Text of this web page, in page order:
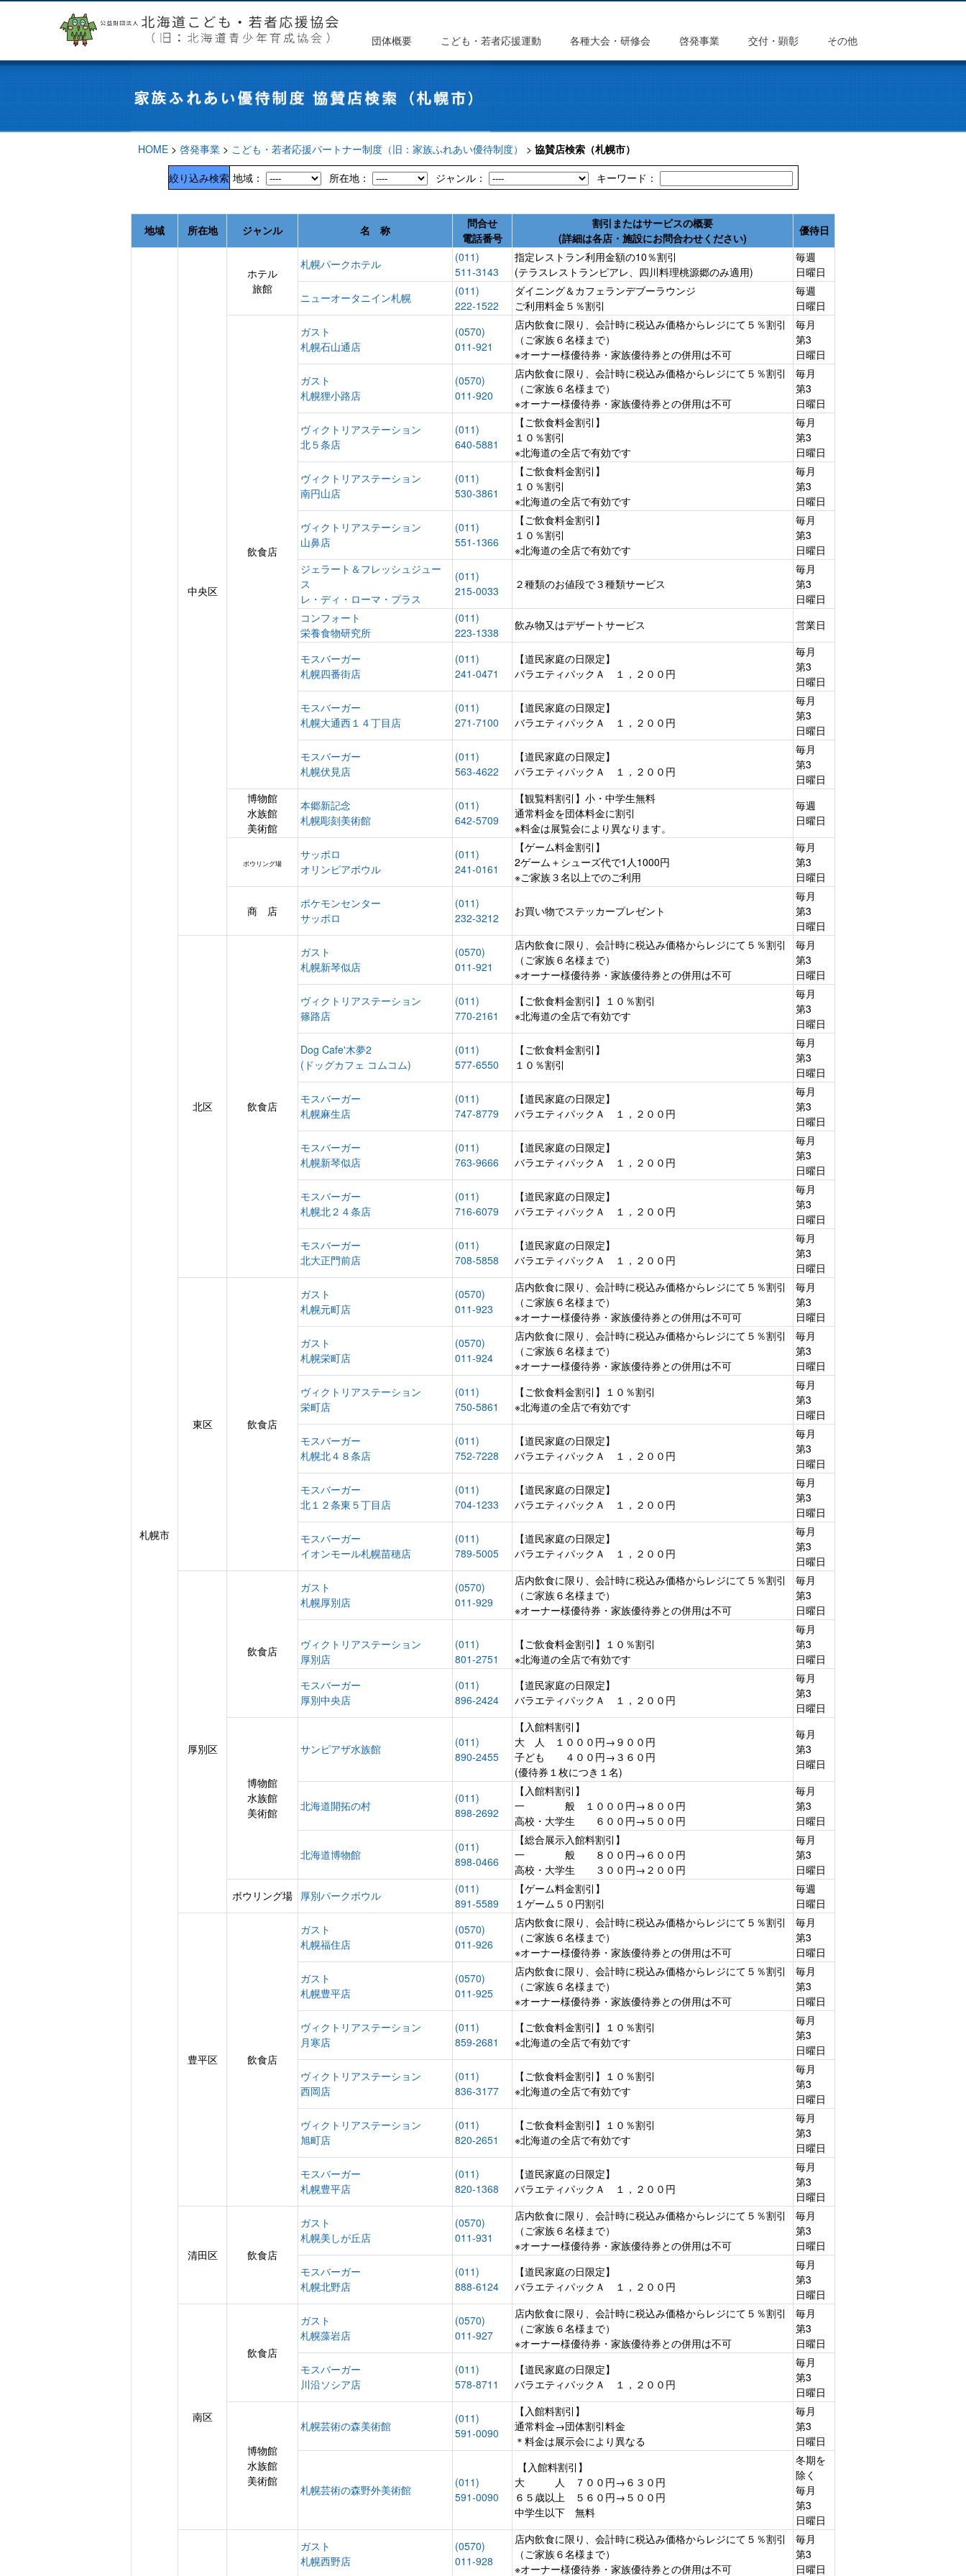
団体概要 こども・若者応援運動 各種大会・研修会 啓発事業 交付・顕彰 その他
HOME > 啓発事業 > こども・若者応援パートナー制度（旧：家族ふれあい優待制度） > 協賛店検索（札幌市）
絞り込み検索 地域： 所在地： ジャンル： キーワード：
地域 所在地 ジャンル 名 称
問合せ
電話番号
割引またはサービスの概要
(詳細は各店・施設にお問合わせください)
優待日
札幌市
中央区
ホテル
旅館
札幌パークホテル
(011)
511-3143
指定レストラン利用金額の10％割引
(テラスレストランピアレ、四川料理桃源郷のみ適用)
毎週
日曜日
ニューオータニイン札幌
(011)
222-1522
ダイニング＆カフェランデブーラウンジ
ご利用料金５％割引
毎週
日曜日
飲食店
ガスト
札幌石山通店
(0570)
011-921
店内飲食に限り、会計時に税込み価格からレジにて５％割引
（ご家族６名様まで）
※オーナー様優待券・家族優待券との併用は不可
毎月
第3
日曜日
ガスト
札幌狸小路店
(0570)
011-920
店内飲食に限り、会計時に税込み価格からレジにて５％割引
（ご家族６名様まで）
※オーナー様優待券・家族優待券との併用は不可
毎月
第3
日曜日
ヴィクトリアステーション
北５条店
(011)
640-5881
【ご飲食料金割引】
１０％割引
※北海道の全店で有効です
毎月
第3
日曜日
ヴィクトリアステーション
南円山店
(011)
530-3861
【ご飲食料金割引】
１０％割引
※北海道の全店で有効です
毎月
第3
日曜日
ヴィクトリアステーション
山鼻店
(011)
551-1366
【ご飲食料金割引】
１０％割引
※北海道の全店で有効です
毎月
第3
日曜日
ジェラート＆フレッシュジュー
ス
レ・ディ・ローマ・プラス
(011)
215-0033
２種類のお値段で３種類サービス
毎月
第3
日曜日
コンフォート
栄養食物研究所
(011)
223-1338
飲み物又はデザートサービス 営業日
モスバーガー
札幌四番街店
(011)
241-0471
【道民家庭の日限定】
バラエティパックＡ １，２００円
毎月
第3
日曜日
モスバーガー
札幌大通西１４丁目店
(011)
271-7100
【道民家庭の日限定】
バラエティパックＡ １，２００円
毎月
第3
日曜日
モスバーガー
札幌伏見店
(011)
563-4622
【道民家庭の日限定】
バラエティパックＡ １，２００円
毎月
第3
日曜日
博物館
水族館
美術館
本郷新記念
札幌彫刻美術館
(011)
642-5709
【観覧料割引】小・中学生無料
通常料金を団体料金に割引
※料金は展覧会により異なります。
毎週
日曜日
ボウリング場
サッポロ
オリンピアボウル
(011)
241-0161
【ゲーム料金割引】
2ゲーム＋シューズ代で1人1000円
※ご家族３名以上でのご利用
毎月
第3
日曜日
商 店
ポケモンセンター
サッポロ
(011)
232-3212
お買い物でステッカープレゼント
毎月
第3
日曜日
北区 飲食店
ガスト
札幌新琴似店
(0570)
011-921
店内飲食に限り、会計時に税込み価格からレジにて５％割引
（ご家族６名様まで）
※オーナー様優待券・家族優待券との併用は不可
毎月
第3
日曜日
ヴィクトリアステーション
篠路店
(011)
770-2161
【ご飲食料金割引】１０％割引
※北海道の全店で有効です
毎月
第3
日曜日
Dog Cafe'木夢2
(ドッグカフェ コムコム)
(011)
577-6550
【ご飲食料金割引】
１０％割引
毎月
第3
日曜日
モスバーガー
札幌麻生店
(011)
747-8779
【道民家庭の日限定】
バラエティパックＡ １，２００円
毎月
第3
日曜日
モスバーガー
札幌新琴似店
(011)
763-9666
【道民家庭の日限定】
バラエティパックＡ １，２００円
毎月
第3
日曜日
モスバーガー
札幌北２４条店
(011)
716-6079
【道民家庭の日限定】
バラエティパックＡ １，２００円
毎月
第3
日曜日
モスバーガー
北大正門前店
(011)
708-5858
【道民家庭の日限定】
バラエティパックＡ １，２００円
毎月
第3
日曜日
東区 飲食店
ガスト
札幌元町店
(0570)
011-923
店内飲食に限り、会計時に税込み価格からレジにて５％割引
（ご家族６名様まで）
※オーナー様優待券・家族優待券との併用は不可可
毎月
第3
日曜日
ガスト
札幌栄町店
(0570)
011-924
店内飲食に限り、会計時に税込み価格からレジにて５％割引
（ご家族６名様まで）
※オーナー様優待券・家族優待券との併用は不可
毎月
第3
日曜日
ヴィクトリアステーション
栄町店
(011)
750-5861
【ご飲食料金割引】１０％割引
※北海道の全店で有効です
毎月
第3
日曜日
モスバーガー
札幌北４８条店
(011)
752-7228
【道民家庭の日限定】
バラエティパックＡ １，２００円
毎月
第3
日曜日
モスバーガー
北１２条東５丁目店
(011)
704-1233
【道民家庭の日限定】
バラエティパックＡ １，２００円
毎月
第3
日曜日
モスバーガー
イオンモール札幌苗穂店
(011)
789-5005
【道民家庭の日限定】
バラエティパックＡ １，２００円
毎月
第3
日曜日
厚別区
飲食店
ガスト
札幌厚別店
(0570)
011-929
店内飲食に限り、会計時に税込み価格からレジにて５％割引
（ご家族６名様まで）
※オーナー様優待券・家族優待券との併用は不可
毎月
第3
日曜日
ヴィクトリアステーション
厚別店
(011)
801-2751
【ご飲食料金割引】１０％割引
※北海道の全店で有効です
毎月
第3
日曜日
モスバーガー
厚別中央店
(011)
896-2424
【道民家庭の日限定】
バラエティパックＡ １，２００円
毎月
第3
日曜日
博物館
水族館
美術館
サンピアザ水族館
(011)
890-2455
【入館料割引】
大 人 １０００円→９００円
子ども ４００円→３６０円
(優待券１枚につき１名)
毎月
第3
日曜日
北海道開拓の村
(011)
898-2692
【入館料割引】
一 般 １０００円→８００円
高校・大学生 ６００円→５００円
毎月
第3
日曜日
北海道博物館
(011)
898-0466
【総合展示入館料割引】
一 般 ８００円→６００円
高校・大学生 ３００円→２００円
毎月
第3
日曜日
ボウリング場
厚別パークボウル
(011)
891-5589
【ゲーム料金割引】
１ゲーム５０円割引
毎週
日曜日
豊平区 飲食店
ガスト
札幌福住店
(0570)
011-926
店内飲食に限り、会計時に税込み価格からレジにて５％割引
（ご家族６名様まで）
※オーナー様優待券・家族優待券との併用は不可
毎月
第3
日曜日
ガスト
札幌豊平店
(0570)
011-925
店内飲食に限り、会計時に税込み価格からレジにて５％割引
（ご家族６名様まで）
※オーナー様優待券・家族優待券との併用は不可
毎月
第3
日曜日
ヴィクトリアステーション
月寒店
(011)
859-2681
【ご飲食料金割引】１０％割引
※北海道の全店で有効です
毎月
第3
日曜日
ヴィクトリアステーション
西岡店
(011)
836-3177
【ご飲食料金割引】１０％割引
※北海道の全店で有効です
毎月
第3
日曜日
ヴィクトリアステーション
旭町店
(011)
820-2651
【ご飲食料金割引】１０％割引
※北海道の全店で有効です
毎月
第3
日曜日
モスバーガー
札幌豊平店
(011)
820-1368
【道民家庭の日限定】
バラエティパックＡ １，２００円
毎月
第3
日曜日
清田区 飲食店
ガスト
札幌美しが丘店
(0570)
011-931
店内飲食に限り、会計時に税込み価格からレジにて５％割引
（ご家族６名様まで）
※オーナー様優待券・家族優待券との併用は不可
毎月
第3
日曜日
モスバーガー
札幌北野店
(011)
888-6124
【道民家庭の日限定】
バラエティパックＡ １，２００円
毎月
第3
日曜日
南区
飲食店
ガスト
札幌藻岩店
(0570)
011-927
店内飲食に限り、会計時に税込み価格からレジにて５％割引
（ご家族６名様まで）
※オーナー様優待券・家族優待券との併用は不可
毎月
第3
日曜日
モスバーガー
川沿ソシア店
(011)
578-8711
【道民家庭の日限定】
バラエティパックＡ １，２００円
毎月
第3
日曜日
博物館
水族館
美術館
札幌芸術の森美術館
(011)
591-0090
【入館料割引】
通常料金→団体割引料金
＊料金は展示会により異なる
毎月
第3
日曜日
札幌芸術の森野外美術館
(011)
591-0090
【入館料割引】
大 人 ７００円→６３０円
６５歳以上 ５６０円→５００円
中学生以下 無料
冬期を
除く
毎月
第3
日曜日
ガスト
札幌西野店
(0570)
011-928
店内飲食に限り、会計時に税込み価格からレジにて５％割引
（ご家族６名様まで）
※オーナー様優待券・家族優待券との併用は不可
毎月
第3
日曜日